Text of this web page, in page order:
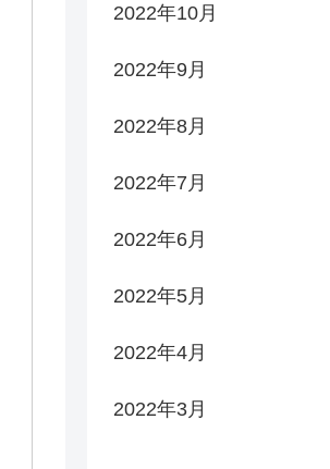
2022年10月
2022年9月
2022年8月
2022年7月
2022年6月
2022年5月
2022年4月
2022年3月